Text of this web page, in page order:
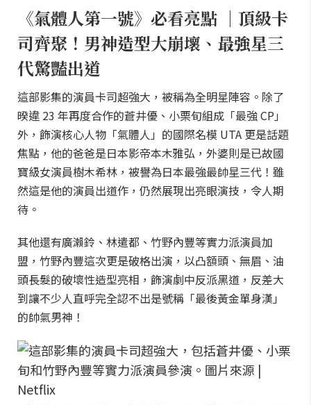
《氣體人第一號》必看亮點 ｜頂級卡
司齊聚！男神造型大崩壞、最強星三
代驚豔出道
這部影集的演員卡司超強大，被稱為全明星陣容。除了
暌違 23 年再度合作的蒼井優、小栗旬組成「最強 CP」
外，飾演核心人物「氣體人」的國際名模 UTA 更是話題
焦點，他的爸爸是日本影帝本木雅弘，外婆則是已故國
寶級女演員樹木希林，被譽為日本最強最帥星三代！雖
然這是他的演員出道作，仍然展現出亮眼演技，令人期
待。
其他還有廣瀨鈴、林遣都、竹野內豐等實力派演員加
盟，竹野內豐這次更是破格出演，以凸額頭、無眉、油
頭長髮的破壞性造型亮相，飾演劇中反派黑道，反差大
到讓不少人直呼完全認不出是號稱「最後黃金單身漢」
的帥氣男神！